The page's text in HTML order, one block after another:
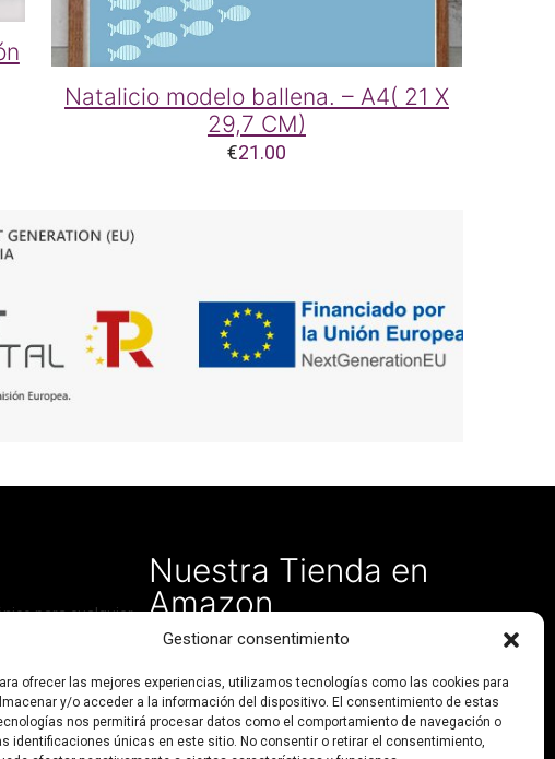
Gestionar consentimiento
ofrecer las mejores experiencias, utilizamos tecnologías como las cookies para
y/o acceder a la información del dispositivo. El consentimiento de estas
nos permitirá procesar datos como el comportamiento de navegación o
identificaciones únicas en este sitio. No consentir o retirar el consentimiento,
Natalicio modelo ballena. – A4( 21 X
29,7 CM)
€21.00
para cualquier
Nuestra Tienda en
Amazon